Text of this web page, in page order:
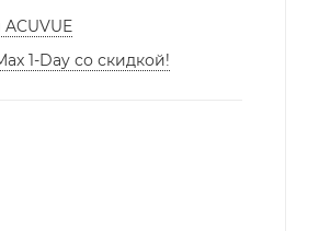
1-Day со скидкой!
-7.00